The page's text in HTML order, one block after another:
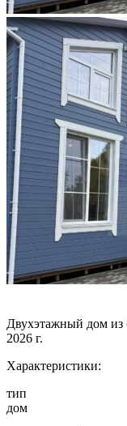
Двухэтажный дом из
2026 г.
Характеристики:
тип
дом